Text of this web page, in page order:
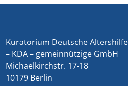
Kuratorium Deutsche Altershilfe
– KDA – gemeinnützige GmbH
Michaelkirchstr. 17-18
10179 Berlin